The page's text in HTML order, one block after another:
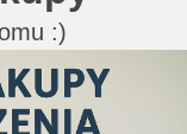
:)